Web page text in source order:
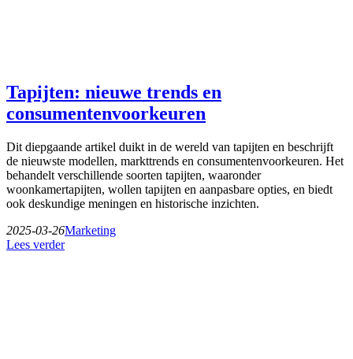
Tapijten: nieuwe trends en
consumentenvoorkeuren
Dit diepgaande artikel duikt in de wereld van tapijten en beschrijft
de nieuwste modellen, markttrends en consumentenvoorkeuren. Het
behandelt verschillende soorten tapijten, waaronder
woonkamertapijten, wollen tapijten en aanpasbare opties, en biedt
ook deskundige meningen en historische inzichten.
2025-03-26Marketing
Lees verder